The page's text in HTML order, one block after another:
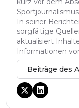
kurz vor dem
Sportjournalismus.
In seiner
sorgfältige
aktualisiert
Informationen
Beiträge des